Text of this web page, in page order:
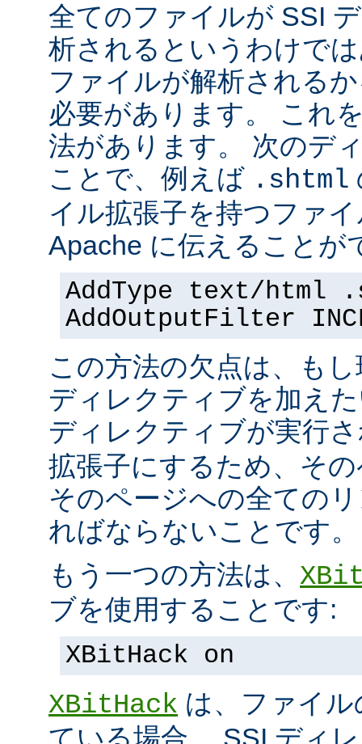
全てのファイルが SSI
析されるというわけで
ファイルが解析される
必要があります。 これ
法があります。 次のデ
ことで、例えば .shtml
イル拡張子を持つファ
Apache に伝えることが
AddType text/html
AddOutputFilter
この方法の欠点は、も
ディレクティブを加え
ディレクティブが実行
拡張子にするため、そ
そのページへの全ての
ればならないことです。
もう一つの方法は、
ブを使用することです:
XBitHack on
XBitHack は、ファイ